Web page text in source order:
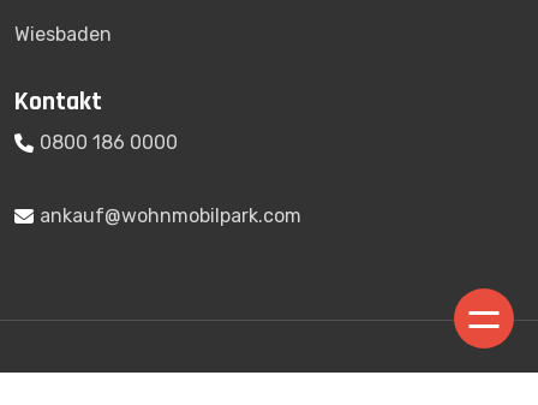
Wiesbaden
Kontakt
0800 186 0000
ankauf@wohnmobilpark.com